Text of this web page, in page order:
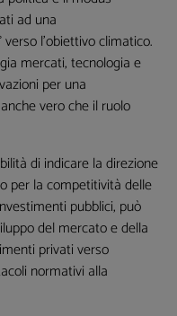
ad una
l’obiettivo climatico.
mercati, tecnologia e
per una
vero che il ruolo
di indicare la direzione
per la competitività delle
pubblici, può
del mercato e della
privati verso
normativi alla